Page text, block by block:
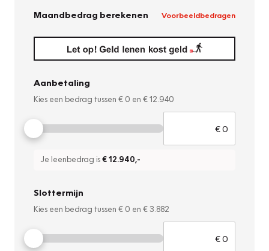
Maandbedrag berekenen Voorbeeldbedragen
Aanbetaling
Kies een bedrag tussen € 0 en € 12.940
Je leenbedrag is€ 12.940,-
Slottermijn
Kies een bedrag tussen € 0 en € 3.882